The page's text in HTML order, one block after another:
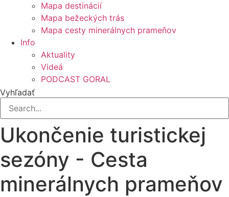
Mapa destinácií
Mapa bežeckých trás
Mapa cesty minerálnych prameňov
Info
Aktuality
Videá
PODCAST GORAL
Vyhľadať
Ukončenie turistickej
sezóny - Cesta
minerálnych prameňov